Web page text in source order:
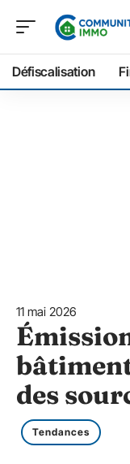
Défiscalisation
11 mai 2026
des
Tendances